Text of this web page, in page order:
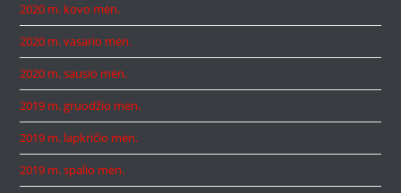
2020 m. kovo mėn.
2020 m. vasario mėn.
2020 m. sausio mėn.
2019 m. gruodžio mėn.
2019 m. lapkričio mėn.
2019 m. spalio mėn.